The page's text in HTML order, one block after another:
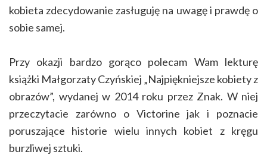
kobieta zdecydowanie zasługuję na uwagę i prawdę o
sobie samej.
Przy okazji bardzo gorąco polecam Wam lekturę
książki Małgorzaty Czyńskiej „Najpiękniejsze kobiety z
obrazów”, wydanej w 2014 roku przez Znak. W niej
przeczytacie zarówno o Victorine jak i poznacie
poruszające historie wielu innych kobiet z kręgu
burzliwej sztuki.